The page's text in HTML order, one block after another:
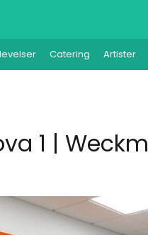
Catering Artister
1 |